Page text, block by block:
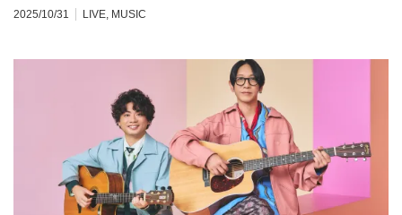
2025/10/31
LIVE, MUSIC